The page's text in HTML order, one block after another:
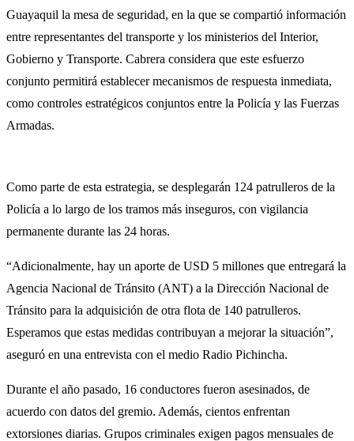
Guayaquil la mesa de seguridad, en la que se compartió información
entre representantes del transporte y los ministerios del Interior,
Gobierno y Transporte. Cabrera considera que este esfuerzo
conjunto permitirá establecer mecanismos de respuesta inmediata,
como controles estratégicos conjuntos entre la Policía y las Fuerzas
Armadas.
Como parte de esta estrategia, se desplegarán 124 patrulleros de la
Policía a lo largo de los tramos más inseguros, con vigilancia
permanente durante las 24 horas.
“Adicionalmente, hay un aporte de USD 5 millones que entregará la
Agencia Nacional de Tránsito (ANT) a la Dirección Nacional de
Tránsito para la adquisición de otra flota de 140 patrulleros.
Esperamos que estas medidas contribuyan a mejorar la situación”,
aseguró en una entrevista con el medio Radio Pichincha.
Durante el año pasado, 16 conductores fueron asesinados, de
acuerdo con datos del gremio. Además, cientos enfrentan
extorsiones diarias. Grupos criminales exigen pagos mensuales de